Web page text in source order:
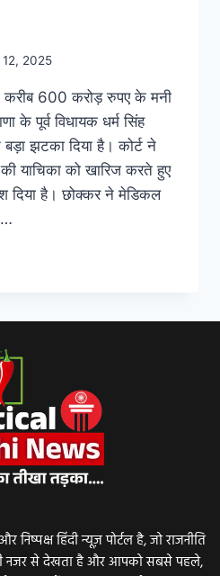
2025
600 करोड़ रुपए के मनी
के पूर्व विधायक धर्म सिंह
झटका दिया है। कोर्ट ने
याचिका को खारिज करते हुए
है। छोक्कर ने मेडिकल
हिंदी न्यूज़ पोर्टल है, जो राजनीति
नजर से देखता है और आपको सबसे पहले,